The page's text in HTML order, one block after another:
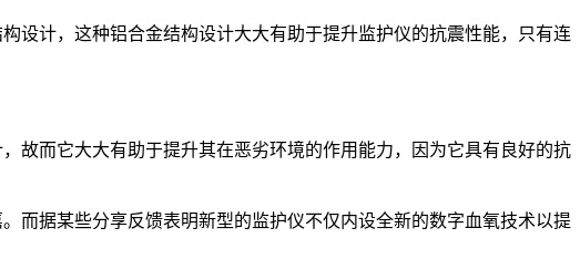
设计，这种铝合金结构设计大大有助于提升监护仪的抗震性能，只有连
故而它大大有助于提升其在恶劣环境的作用能力，因为它具有良好的抗
而据某些分享反馈表明新型的监护仪不仅内设全新的数字血氧技术以提